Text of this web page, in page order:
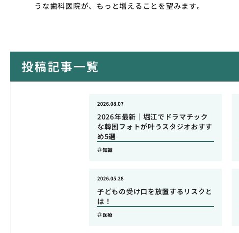
うな歯科医院が、もっと増えることを望みます。
投稿記事一覧
2026年最新｜堀江でドラマチック
な韓国フォトが叶うスタジオおすす
め5選
2026.08.07
知識
子どもの受け口を放置するリスクと
は！
2026.05.28
医療